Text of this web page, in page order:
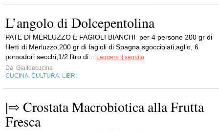
L’angolo di Dolcepentolina
PATE DI MERLUZZO E FAGIOLI BIANCHI per 4 persone 200 gr di
filetti di Merluzzo,200 gr di fagioli di Spagna sgocciolati,aglio, 6
pomodori secchi,1/2 litro di...
Leggere il seguito
Da Gialloecucina
CUCINA CULTURA LIBRI
|⇨ Crostata Macrobiotica alla Frutta
Fresca